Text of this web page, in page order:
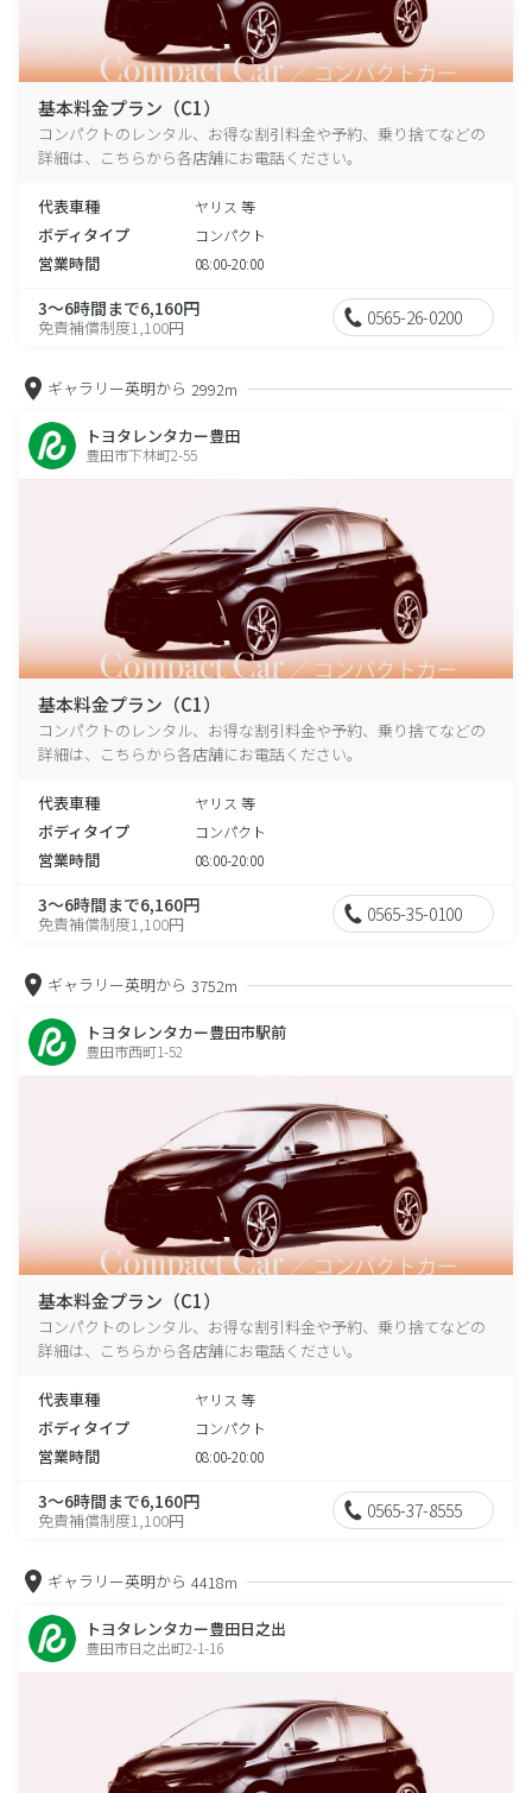
基本料金プラン（C1）
コンパクトのレンタル、お得な割引料金や予約、乗り捨てなどの
詳細は、こちらから各店舗にお電話ください。
代表車種 ヤリス 等
ボディタイプ コンパクト
営業時間 08:00-20:00
3～6時間まで6,160円
免責補償制度1,100円 0565-26-0200
ギャラリー英明から 2992m
トヨタレンタカー豊田
豊田市下林町2-55
基本料金プラン（C1）
コンパクトのレンタル、お得な割引料金や予約、乗り捨てなどの
詳細は、こちらから各店舗にお電話ください。
代表車種 ヤリス 等
ボディタイプ コンパクト
営業時間 08:00-20:00
3～6時間まで6,160円
免責補償制度1,100円 0565-35-0100
ギャラリー英明から 3752m
トヨタレンタカー豊田市駅前
豊田市西町1-52
基本料金プラン（C1）
コンパクトのレンタル、お得な割引料金や予約、乗り捨てなどの
詳細は、こちらから各店舗にお電話ください。
代表車種 ヤリス 等
ボディタイプ コンパクト
営業時間 08:00-20:00
3～6時間まで6,160円
免責補償制度1,100円 0565-37-8555
ギャラリー英明から 4418m
トヨタレンタカー豊田日之出
豊田市日之出町2-1-16